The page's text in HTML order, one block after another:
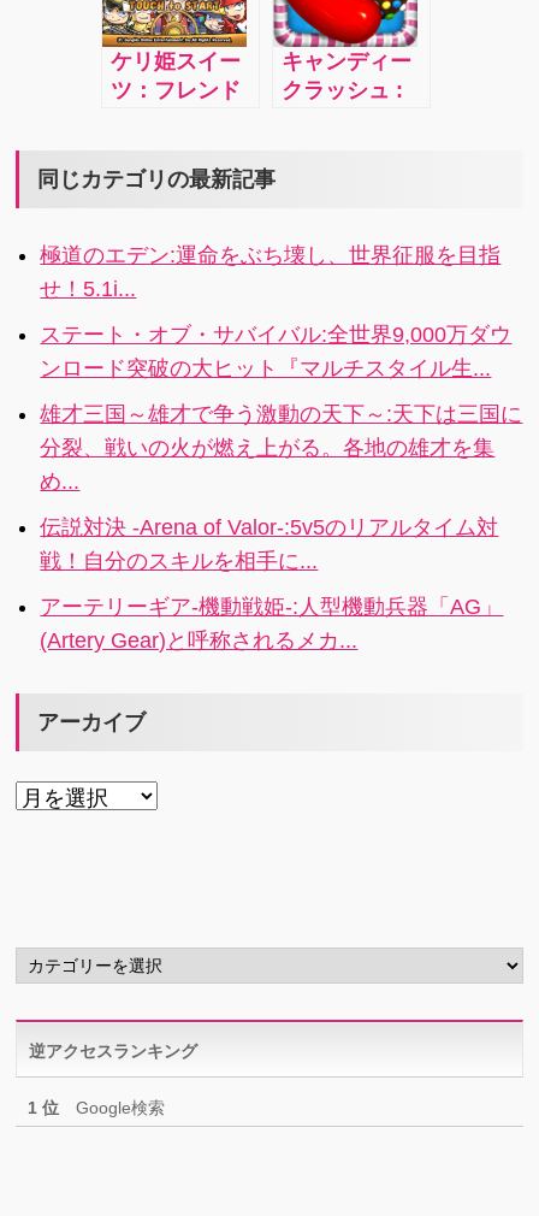
ケリ姫スイー
ツ：フレンド
ワイ攻略！！
キャンディー
クラッシュ :
同じカテゴリの最新記事
極道のエデン:運命をぶち壊し、世界征服を目指
せ！5.1i...
ステート・オブ・サバイバル:全世界9,000万ダウ
ンロード突破の大ヒット『マルチスタイル生...
雄才三国～雄才で争う激動の天下～:天下は三国に
分裂、戦いの火が燃え上がる。各地の雄才を集
め...
伝説対決 -Arena of Valor-:5v5のリアルタイム対
戦！自分のスキルを相手に...
アーテリーギア-機動戦姫-:人型機動兵器「AG」
(Artery Gear)と呼称されるメカ...
アーカイブ
ア
カ
テ
リ
ー逆アクセスランキング
1 位 Google検索